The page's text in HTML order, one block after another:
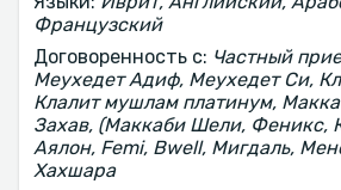
Французский
Договоренность с: Частный
Меухедет Адиф, Меухедет Си,
Клалит мушлам платинум,
Захав, (Маккаби Шели, Феникс,
Аялон, Femi, Bwell, Мигдаль,
Хахшара